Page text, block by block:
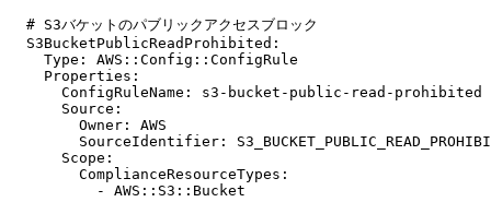
  # S3バケットのパブリックアクセスブロック
  S3BucketPublicReadProhibited:
    Type: AWS::Config::ConfigRule
    Properties:
      ConfigRuleName: s3-bucket-public-read-prohibited
      Source:
        Owner: AWS
SourceIdentifier:
      Scope:
        ComplianceResourceTypes:
          - AWS::S3::Bucket